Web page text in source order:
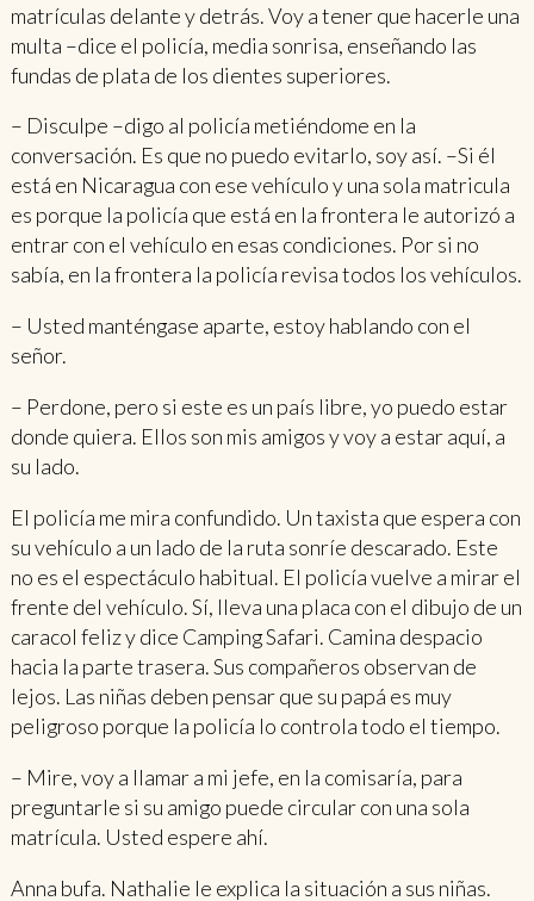
matrículas delante y detrás. Voy a tener que hacerle una
multa –dice el policía, media sonrisa, enseñando las
fundas de plata de los dientes superiores.
– Disculpe –digo al policía metiéndome en la
conversación. Es que no puedo evitarlo, soy así. –Si él
está en Nicaragua con ese vehículo y una sola matricula
es porque la policía que está en la frontera le autorizó a
entrar con el vehículo en esas condiciones. Por si no
sabía, en la frontera la policía revisa todos los vehículos.
– Usted manténgase aparte, estoy hablando con el
señor.
– Perdone, pero si este es un país libre, yo puedo estar
donde quiera. Ellos son mis amigos y voy a estar aquí, a
su lado.
El policía me mira confundido. Un taxista que espera con
su vehículo a un lado de la ruta sonríe descarado. Este
no es el espectáculo habitual. El policía vuelve a mirar el
frente del vehículo. Sí, lleva una placa con el dibujo de un
caracol feliz y dice Camping Safari. Camina despacio
hacia la parte trasera. Sus compañeros observan de
lejos. Las niñas deben pensar que su papá es muy
peligroso porque la policía lo controla todo el tiempo.
– Mire, voy a llamar a mi jefe, en la comisaría, para
preguntarle si su amigo puede circular con una sola
matrícula. Usted espere ahí.
Anna bufa. Nathalie le explica la situación a sus niñas.